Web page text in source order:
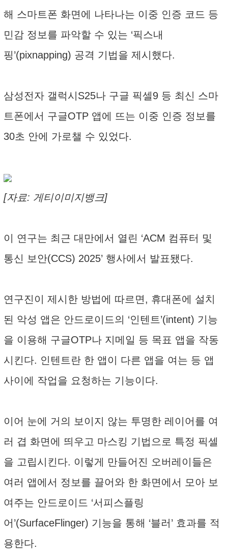
해 스마트폰 화면에 나타나는 이중 인증 코드 등
민감 정보를 파악할 수 있는 ‘픽스내
핑’(pixnapping) 공격 기법을 제시했다.
삼성전자 갤럭시S25나 구글 픽셀9 등 최신 스마
트폰에서 구글OTP 앱에 뜨는 이중 인증 정보를
30초 안에 가로챌 수 있었다.
[자료: 게티이미지뱅크]
이 연구는 최근 대만에서 열린 ‘ACM 컴퓨터 및
통신 보안(CCS) 2025’ 행사에서 발표됐다.
연구진이 제시한 방법에 따르면, 휴대폰에 설치
된 악성 앱은 안드로이드의 ‘인텐트’(intent) 기능
을 이용해 구글OTP나 지메일 등 목표 앱을 작동
시킨다. 인텐트란 한 앱이 다른 앱을 여는 등 앱
사이에 작업을 요청하는 기능이다.
이어 눈에 거의 보이지 않는 투명한 레이어를 여
러 겹 화면에 띄우고 마스킹 기법으로 특정 픽셀
을 고립시킨다. 이렇게 만들어진 오버레이들은
여러 앱에서 정보를 끌어와 한 화면에서 모아 보
여주는 안드로이드 ‘서피스플링
어’(SurfaceFlinger) 기능을 통해 ‘블러’ 효과를 적
용한다.